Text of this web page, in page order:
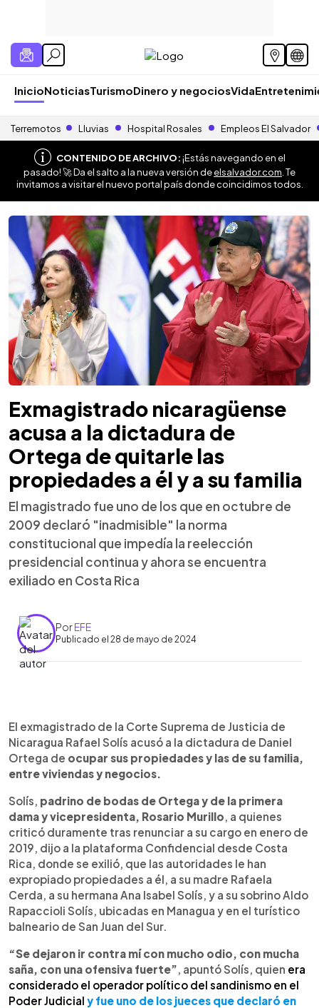
InicioNoticiasTurismoDinero y negociosVida
Terremotos Lluvias Hospital Rosales Empleos El Salvador
CONTENIDO DE ARCHIVO:¡Estás navegando en el
pasado! 🚀 Da el salto a la nueva versión deelsalvador.com . Te
invitamos a visitar el nuevo portal país donde coincidimos todos.
Exmagistrado nicaragüense
acusa a la dictadura de
Ortega de quitarle las
propiedades a él y a su familia
El magistrado fue uno de los que en octubre de
2009 declaró "inadmisible" la norma
constitucional que impedía la reelección
presidencial continua y ahora se encuentra
exiliado en Costa Rica
PorEFE
Publicado el 28 de mayo de 2024
Escuchar artículo
El exmagistrado de la Corte Suprema de Justicia de
Nicaragua Rafael Solís acusó a la dictadura de Daniel
Ortega de ocupar sus propiedades y las de su familia,
entre viviendas y negocios.
Solís, padrino de bodas de Ortega y de la primera
dama y vicepresidenta, Rosario Murillo, a quienes
criticó duramente tras renunciar a su cargo en enero de
2019, dijo a la plataforma Confidencial desde Costa
Rica, donde se exilió, que las autoridades le han
expropiado propiedades a él, a su madre Rafaela
Cerda, a su hermana Ana Isabel Solís, y a su sobrino Aldo
Rapaccioli Solís, ubicadas en Managua y en el turístico
balneario de San Juan del Sur.
“Se dejaron ir contra mí con mucho odio, con mucha
saña, con una ofensiva fuerte”, apuntó Solís, quien era
considerado el operador político del sandinismo en el
Poder Judicial y fue uno de los jueces que declaró en